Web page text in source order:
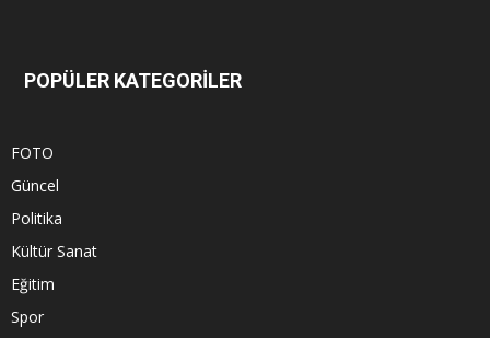
POPÜLER KATEGORİLER
FOTO
Güncel
Politika
Kültür Sanat
Eğitim
Spor